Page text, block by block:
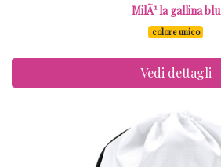
MilÃ¹ la gallina blu
colore unico
Vedi dettagli